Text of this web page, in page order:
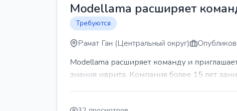
Modellama расширяет
Требуются
Рамат Ган (Центральный округ)
Modellama расширяет команду и
знания иврита. Компания более 15 лет